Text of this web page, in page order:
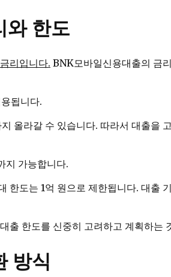
와 한도
리입니다. BNK모바일신용대출의 금
됩니다.
올라갈 수 있습니다. 따라서 대출을
지 가능합니다.
한도는 1억 원으로 제한됩니다. 대출
출 한도를 신중히 고려하고 계획하는
방식